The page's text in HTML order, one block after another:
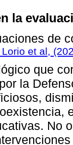
la
de
Lorio et al,
que
la
No